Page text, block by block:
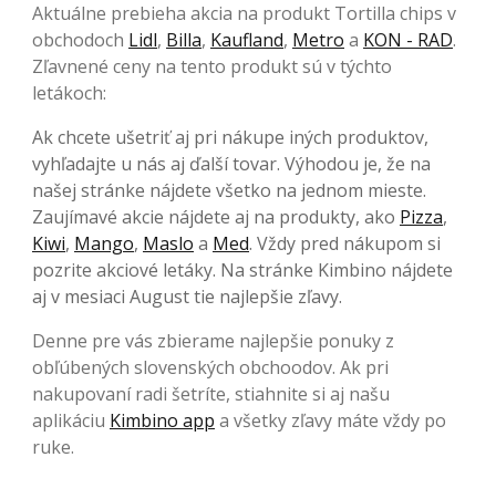
Aktuálne prebieha akcia na produkt Tortilla chips v
obchodoch Lidl, Billa, Kaufland, Metro a KON - RAD.
Zľavnené ceny na tento produkt sú v týchto
letákoch:
Ak chcete ušetriť aj pri nákupe iných produktov,
vyhľadajte u nás aj ďalší tovar. Výhodou je, že na
našej stránke nájdete všetko na jednom mieste.
Zaujímavé akcie nájdete aj na produkty, ako Pizza,
Kiwi, Mango, Maslo a Med. Vždy pred nákupom si
pozrite akciové letáky. Na stránke Kimbino nájdete
aj v mesiaci August tie najlepšie zľavy.
Denne pre vás zbierame najlepšie ponuky z
obľúbených slovenských obchoodov. Ak pri
nakupovaní radi šetríte, stiahnite si aj našu
aplikáciu Kimbino app a všetky zľavy máte vždy po
ruke.